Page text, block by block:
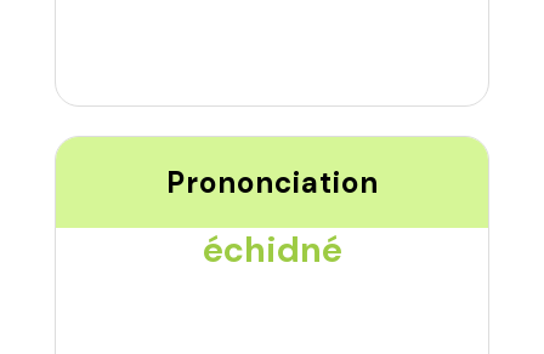
Prononciation
échidné